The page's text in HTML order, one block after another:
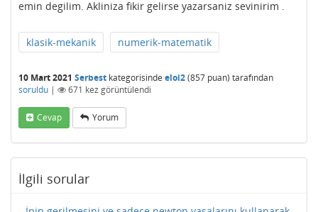
emin degilim. Akliniza fikir gelirse yazarsaniz sevinirim .
klasik-mekanik numerik-matematik
10 Mart 2021 Serbest kategorisinde eloi2(857 puan) tarafından
soruldu | 671 kez görüntülendi
Cevap Yorum
İlgili sorular